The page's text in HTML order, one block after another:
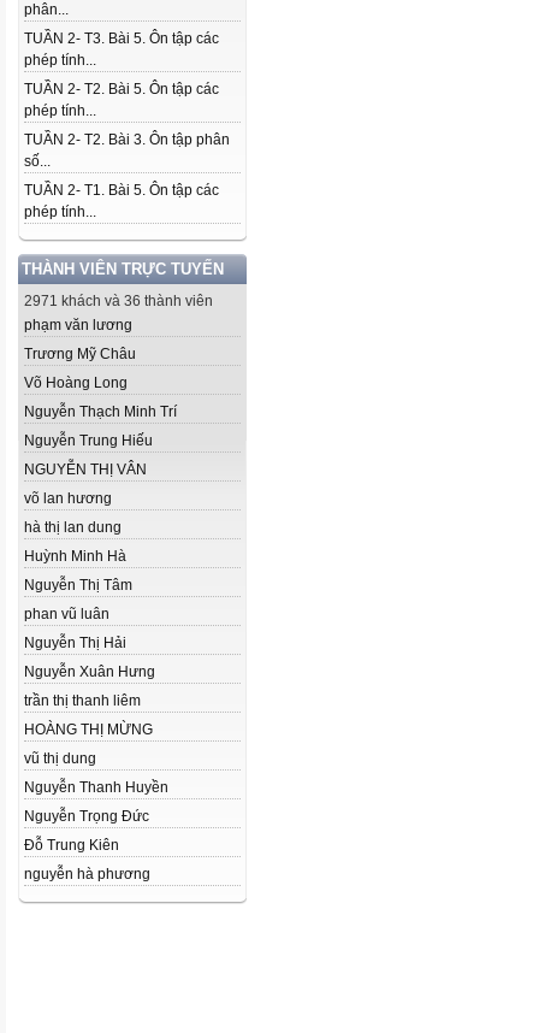
phân...
TUẦN 2- T3. Bài 5. Ôn tập các
phép tính...
TUẦN 2- T2. Bài 5. Ôn tập các
phép tính...
TUẦN 2- T2. Bài 3. Ôn tập phân
số...
TUẦN 2- T1. Bài 5. Ôn tập các
phép tính...
THÀNH VIÊN TRỰC TUYẾN
2971 khách và 36 thành viên
phạm văn lương
Trương Mỹ Châu
Võ Hoàng Long
Nguyễn Thạch Minh Trí
Nguyễn Trung Hiếu
NGUYỄN THỊ VÂN
võ lan hương
hà thị lan dung
Huỳnh Minh Hà
Nguyễn Thị Tâm
phan vũ luân
Nguyễn Thị Hải
Nguyễn Xuân Hưng
trần thị thanh liêm
HOÀNG THỊ MỪNG
vũ thị dung
Nguyễn Thanh Huyền
Nguyễn Trọng Đức
Đỗ Trung Kiên
nguyễn hà phương